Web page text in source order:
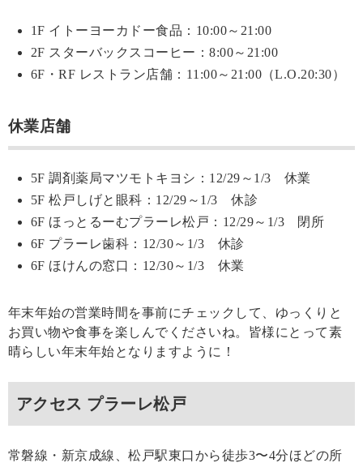
1F イトーヨーカドー食品：10:00～21:00
2F スターバックスコーヒー：8:00～21:00
6F・RF レストラン店舗：11:00～21:00（L.O.20:30）
休業店舗
5F 調剤薬局マツモトキヨシ：12/29～1/3 休業
5F 松戸しげと眼科：12/29～1/3 休診
6F ほっとるーむプラーレ松戸：12/29～1/3 閉所
6F プラーレ歯科：12/30～1/3 休診
6F ほけんの窓口：12/30～1/3 休業
年末年始の営業時間を事前にチェックして、ゆっくりと
お買い物や食事を楽しんでくださいね。皆様にとって素
晴らしい年末年始となりますように！
アクセス プラーレ松戸
常磐線・新京成線、松戸駅東口から徒歩3〜4分ほどの所